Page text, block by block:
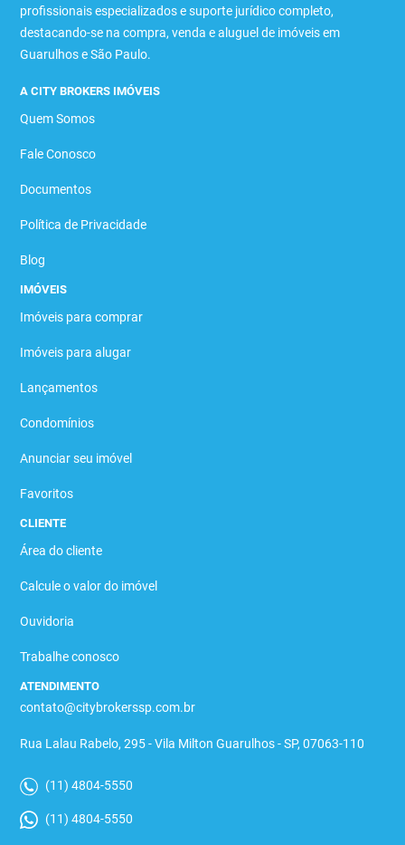
profissionais especializados e suporte jurídico completo,
destacando-se na compra, venda e aluguel de imóveis em
Guarulhos e São Paulo.
A CITY BROKERS IMÓVEIS
Quem Somos
Fale Conosco
Documentos
Política de Privacidade
Blog
IMÓVEIS
Imóveis para comprar
Imóveis para alugar
Lançamentos
Condomínios
Anunciar seu imóvel
Favoritos
CLIENTE
Área do cliente
Calcule o valor do imóvel
Ouvidoria
Trabalhe conosco
ATENDIMENTO
contato@citybrokerssp.com.br
Rua Lalau Rabelo, 295 - Vila Milton Guarulhos - SP, 07063-110
(11) 4804-5550
(11) 4804-5550